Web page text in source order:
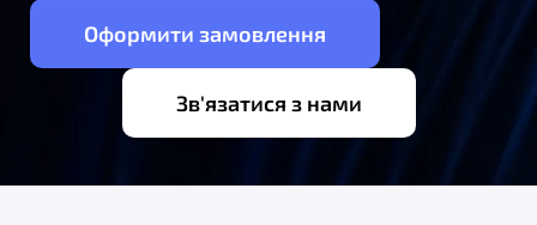
Оформити замовлення
Зв'язатися з нами